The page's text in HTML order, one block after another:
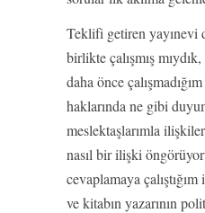
Teklifi getiren yayınevi
birlikte çalışmış
daha önce
haklarında ne gibi
meslektaşlarımla
nasıl bir ilişki
cevaplamaya
ve kitabın yazarının